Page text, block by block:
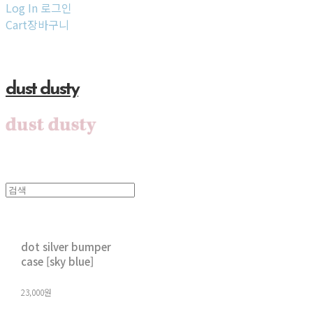
Log In 로그인
Cart장바구니
dust dusty
dot silver bumper
case [sky blue]
23,000원